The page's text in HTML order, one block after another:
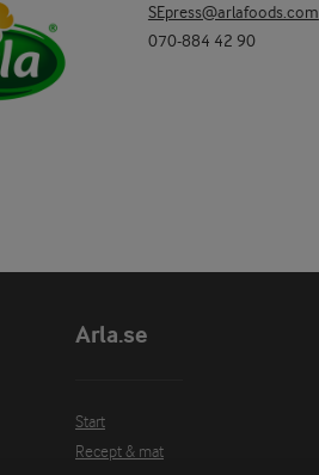
SEpress@arlafoods.com
070-884 42 90
Arla.se
Start
Recept & mat